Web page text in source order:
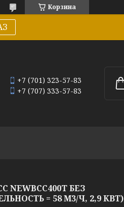
Корзина
+7 (701) 323-57-83
+7 (707) 333-57-83
NEWBCC400T БЕЗ
= 58 М3/Ч, 2,9 КВТ)